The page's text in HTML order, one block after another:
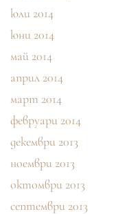
юли 2014
юни 2014
май 2014
април 2014
март 2014
февруари 2014
декември 2013
ноември 2013
октомври 2013
септември 2013